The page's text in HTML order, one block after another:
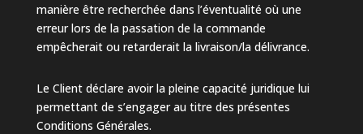
manière être recherchée dans l’éventualité où une
erreur lors de la passation de la commande
empêcherait ou retarderait la livraison/la délivrance.
Le Client déclare avoir la pleine capacité juridique lui
permettant de s’engager au titre des présentes
Conditions Générales.